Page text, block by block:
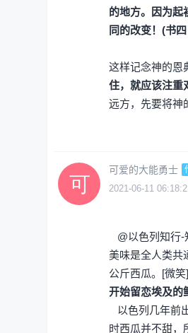
的地方。因为起
同的改变！(书
这样记念神的恩
住，就应该注重
远方，先要将神
可爱的大能勇士
2021-06-11
@以色列知行-
美味是全人类共
公斤西瓜。[微笑
开始留恋埃及的
以色列几年前
时西瓜并不甜，